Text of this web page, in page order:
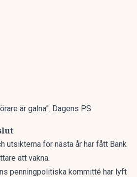
är galna”. Dagens PS
utsikterna för nästa år har fått Bank
att vakna.
penningpolitiska kommitté har lyft